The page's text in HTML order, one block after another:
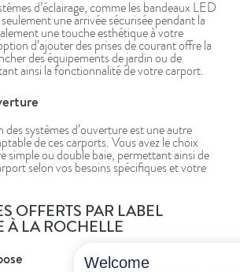
d’éclairage, comme les bandeaux LED
une arrivée sécurisée pendant la
une touche esthétique à votre
d’ajouter des prises de courant offre la
des équipements de jardin ou de
ainsi la fonctionnalité de votre carport.
des systèmes d’ouverture est une autre
de ces carports. Vous avez le choix
simple ou double baie, permettant ainsi de
selon vos besoins spécifiques et votre
OFFERTS PAR LABEL
À LA ROCHELLE
Welcome